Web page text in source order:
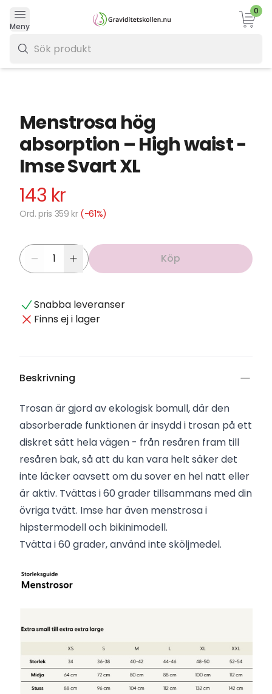
Meny
0
Menstrosa hög
absorption – High waist -
Imse Svart XL
143 kr
Ord. pris 359 kr (-61%)
Köp
Snabba leveranser
Finns ej i lager
Beskrivning
Trosan är gjord av ekologisk bomull, där den
absorberade funktionen är insydd i trosan på ett
diskret sätt hela vägen - från resåren fram till
resåren bak, så att du kan vara helt säker det
inte läcker oavsett om du sover en hel natt eller
är aktiv. Tvättas i 60 grader tillsammans med din
övriga tvätt. Imse har även menstrosa i
hipstermodell och bikinimodell.
Tvätta i 60 grader, använd inte sköljmedel.